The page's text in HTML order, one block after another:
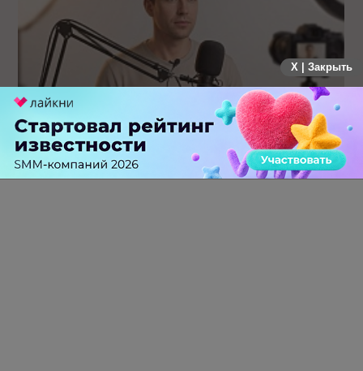
Российский рынок инфлюенс-маркетинга вошел в фазу
стагнации после нескольких лет роста
X | Закрыть